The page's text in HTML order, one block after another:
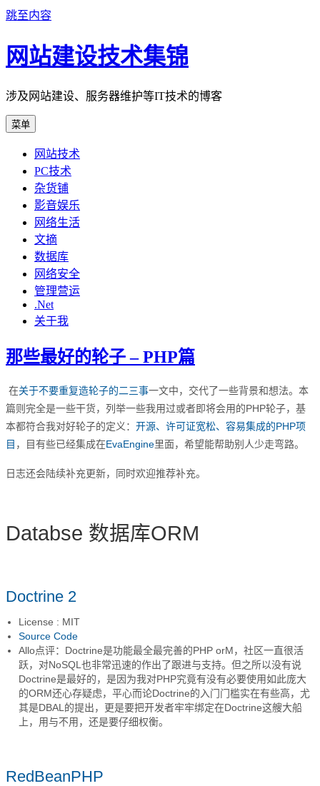
跳至内容
网站建设技术集锦
涉及网站建设、服务器维护等IT技术的博客
菜单
网站技术
PC技术
杂货铺
影音娱乐
网络生活
文摘
数据库
网络安全
管理营运
.Net
关于我
那些最好的轮子 – PHP篇
在关于不要重复造轮子的二三事一文中，交代了一些背景和想法。本
篇则完全是一些干货，列举一些我用过或者即将会用的PHP轮子，基
本都符合我对好轮子的定义： 开源、许可证宽松、容易集成的PHP项
目 ，目有些已经集成在EvaEngine里面，希望能帮助别人少走弯路。
日志还会陆续补充更新，同时欢迎推荐补充。
Databse 数据库ORM
Doctrine 2
License : MIT
Source Code
Allo点评：Doctrine是功能最全最完善的PHP orM，社区一直很活
跃，对NoSQL也非常迅速的作出了跟进与支持。但之所以没有说
Doctrine是最好的，是因为我对PHP究竟有没有必要使用如此庞大
的ORM还心存疑虑，平心而论Doctrine的入门门槛实在有些高，尤
其是DBAL的提出，更是要把开发者牢牢绑定在Doctrine这艘大船
上，用与不用，还是要仔细权衡。
RedBeanPHP